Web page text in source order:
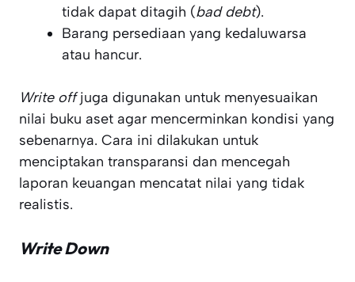
tidak dapat ditagih (bad debt).
Barang persediaan yang kedaluwarsa
atau hancur.
Write offjuga digunakan untuk menyesuaikan
nilai buku aset agar mencerminkan kondisi yang
sebenarnya. Cara ini dilakukan untuk
menciptakan transparansi dan mencegah
laporan keuangan mencatat nilai yang tidak
realistis.
Write Down